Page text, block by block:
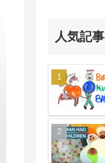
人気記事